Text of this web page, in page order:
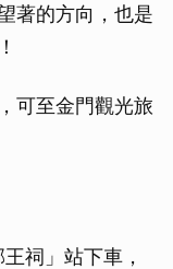
著的方向，也是
可至金門觀光旅
祠」站下車，